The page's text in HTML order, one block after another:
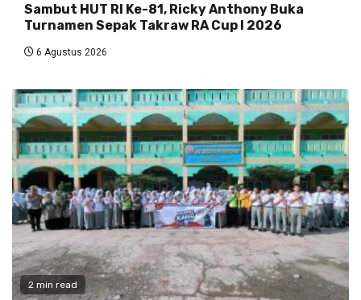
Sambut HUT RI Ke-81, Ricky Anthony Buka
Turnamen Sepak Takraw RA Cup I 2026
6 Agustus 2026
2 min read